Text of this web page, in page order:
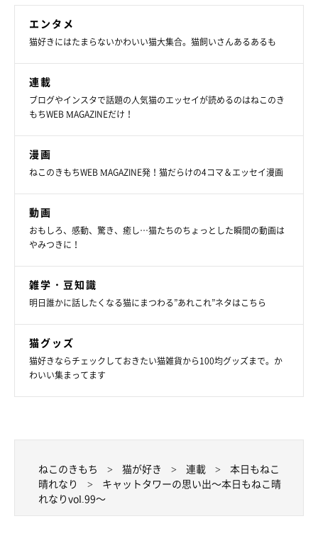
エンタメ
猫好きにはたまらないかわいい猫大集合。猫飼いさんあるあるも
連載
ブログやインスタで話題の人気猫のエッセイが読めるのはねこのき
もちWEB MAGAZINEだけ！
漫画
ねこのきもちWEB MAGAZINE発！猫だらけの4コマ＆エッセイ漫画
動画
おもしろ、感動、驚き、癒し…猫たちのちょっとした瞬間の動画は
やみつきに！
雑学・豆知識
明日誰かに話したくなる猫にまつわる”あれこれ”ネタはこちら
猫グッズ
猫好きならチェックしておきたい猫雑貨から100均グッズまで。か
わいい集まってます
ねこのきもち 猫が好き 連載
本日もねこ
晴れなり
キャットタワーの思い出～本日もねこ晴
れなりvol.99～